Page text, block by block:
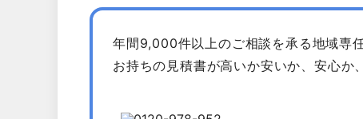
年間9,000件以上のご相談を承る地域専
お持ちの見積書が高いか安いか、安心